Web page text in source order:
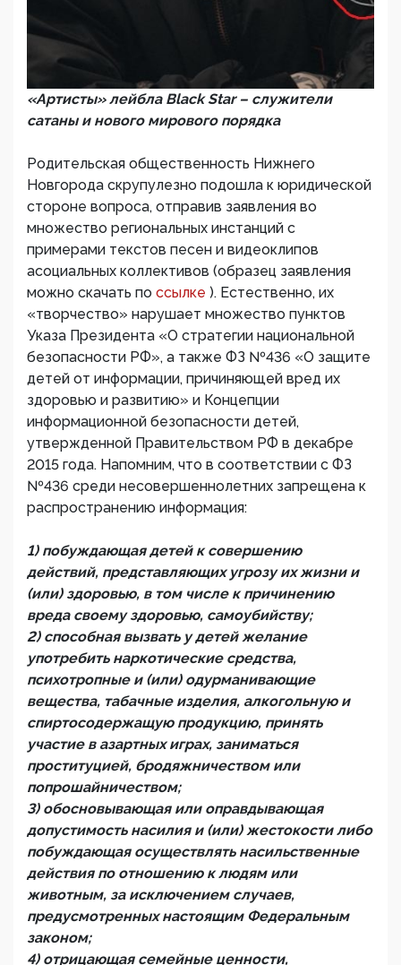
«Артисты» лейбла Black Star – служители
сатаны и нового мирового порядка
Родительская общественность Нижнего
Новгорода скрупулезно подошла к юридической
стороне вопроса, отправив заявления во
множество региональных инстанций с
примерами текстов песен и видеоклипов
асоциальных коллективов (образец заявления
можно скачать по ссылке ). Естественно, их
«творчество» нарушает множество пунктов
Указа Президента «О стратегии национальной
безопасности РФ», а также ФЗ №436 «О защите
детей от информации, причиняющей вред их
здоровью и развитию» и Концепции
информационной безопасности детей,
утвержденной Правительством РФ в декабре
2015 года. Напомним, что в соответствии с ФЗ
№436 среди несовершеннолетних запрещена к
распространению информация:
1) побуждающая детей к совершению
действий, представляющих угрозу их жизни и
(или) здоровью, в том числе к причинению
вреда своему здоровью, самоубийству;
2) способная вызвать у детей желание
употребить наркотические средства,
психотропные и (или) одурманивающие
вещества, табачные изделия, алкогольную и
спиртосодержащую продукцию, принять
участие в азартных играх, заниматься
проституцией, бродяжничеством или
попрошайничеством;
3) обосновывающая или оправдывающая
допустимость насилия и (или) жестокости либо
побуждающая осуществлять насильственные
действия по отношению к людям или
животным, за исключением случаев,
предусмотренных настоящим Федеральным
законом;
4) отрицающая семейные ценности,